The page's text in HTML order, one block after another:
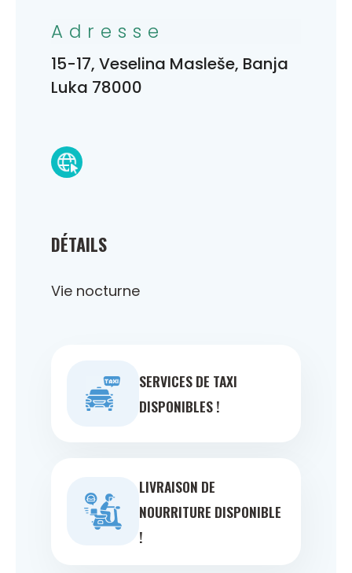
DÉTAILS
Vie nocturne
SERVICES DE TAXI
DISPONIBLES !
LIVRAISON DE
NOURRITURE DISPONIBLE
!
Adresse
15-17, Veselina Masleše, Banja
Luka 78000